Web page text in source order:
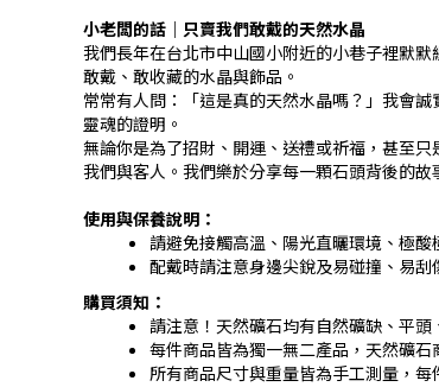
小老闆的話｜只賣我們敢戴的天然水晶
我們長年在台北市中山國小附近的小巷子裡默
敢戴、敢收藏的水晶與飾品。
常常有人問：「這是真的天然水晶嗎？」我會
靈魂的證明。
無論你是為了招財、開運、送禮或祈福，甚至
我們與客人。我們樂於分享每一顆石頭背後的故
使用與保養說明：
請避免接觸高溫、陽光直曬環境、極酸
配戴時請注意身邊尖銳及易碰撞、易
購買須知：
請注意！天然礦石均有自然礦缺、平
每件商品皆為獨一無二產品，天然礦
所有商品尺寸與重量皆為手工測量，